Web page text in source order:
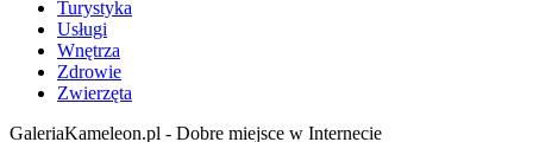
Turystyka
Usługi
Wnętrza
Zdrowie
Zwierzęta
GaleriaKameleon.pl - Dobre miejsce w Internecie